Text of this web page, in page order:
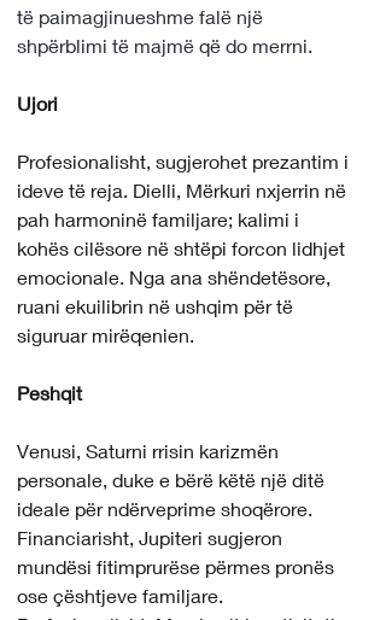
të paimagjinueshme falë një
shpërblimi të majmë që do merrni.
Ujori
Profesionalisht, sugjerohet prezantim i
ideve të reja. Dielli, Mërkuri nxjerrin në
pah harmoninë familjare; kalimi i
kohës cilësore në shtëpi forcon lidhjet
emocionale. Nga ana shëndetësore,
ruani ekuilibrin në ushqim për të
siguruar mirëqenien.
Peshqit
Venusi, Saturni rrisin karizmën
personale, duke e bërë këtë një ditë
ideale për ndërveprime shoqërore.
Financiarisht, Jupiteri sugjeron
mundësi fitimprurëse përmes pronës
ose çështjeve familjare.